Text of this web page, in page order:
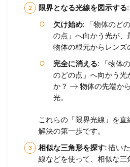
限界となる光線を図示する:
欠け始め: 「物体のど
の点」へ向かう光が、
物体の根元からレンズ
完全に消える: 「物体
のどの点」へ向かう光
か？ → 物体の先端か
光。
これらの「限界光線」を
解決の第一歩です。
相似な三角形を探す: 描い
線などを使って、相似な三